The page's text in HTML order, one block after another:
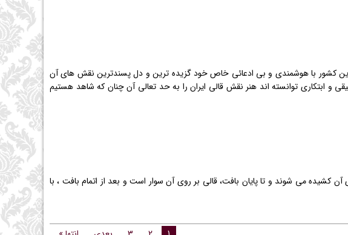
این كشور با هوشمندی و بی ادعائی خاص خود گزیده ترین و دل پسندترین نقش های آن
و ابتكاری توانسته اند هنر نقش قالی ایران را به حد تعالی آن چنان كه شاهد هستیم
کشیده می شوند و تا پایان بافت، قالی بر روی آن سوار است و بعد از اتمام بافت ، با